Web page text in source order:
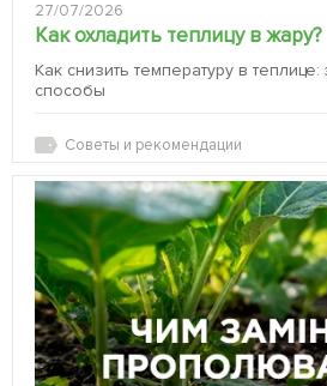
27/07/2026
Как охладить теплицу в жару?
Как снизить температуру в
способы
Советы и рекомендации